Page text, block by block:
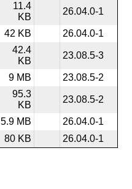
11.4
KB
26.04.0-1
42 KB 26.04.0-1
42.4
KB
23.08.5-3
9 MB 23.08.5-2
95.3
KB
23.08.5-2
5.9 MB
26.04.0-1
80 KB 26.04.0-1